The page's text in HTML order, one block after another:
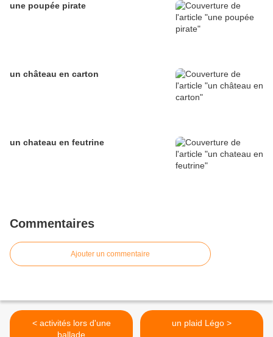
une poupée pirate
un château en carton
un chateau en feutrine
Commentaires
Ajouter un commentaire
< activités lors d'une
ballade
un plaid Légo >